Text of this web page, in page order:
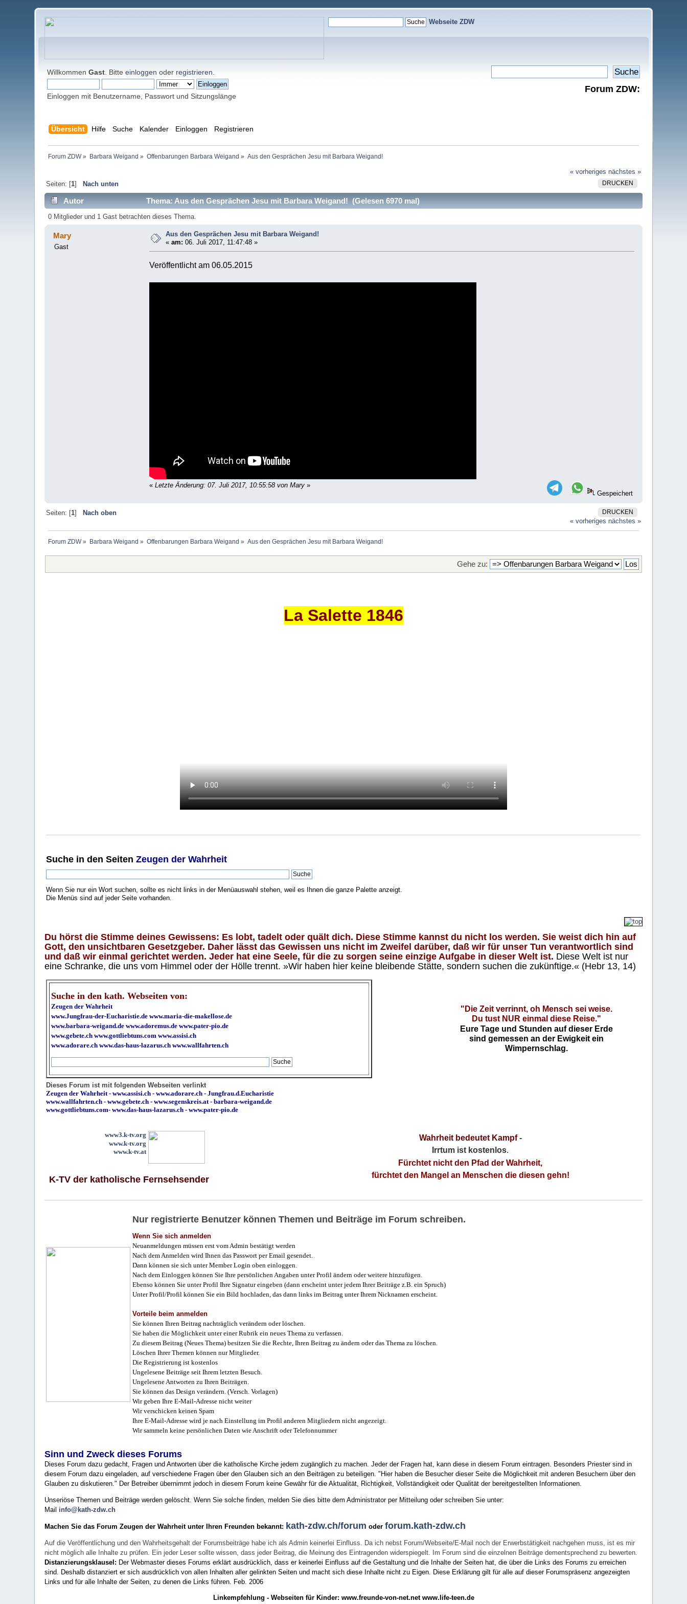
Webseite ZDW
WillkommenGast . Bitteeinloggen oder registrieren
Einloggen mit Benutzername, Passwort und Sitzungslänge
Forum ZDW:
Übersicht Hilfe Suche Kalender Einloggen Registrieren
Forum ZDW» Barbara Weigand » Offenbarungen Barbara Weigand » Aus den Gesprächen Jesu mit Barbara Weigand!
« vorheriges nächstes »
DRUCKEN
Seiten: [1] Nach unten
Autor Thema: Aus den Gesprächen Jesu mit Barbara Weigand! (Gelesen 6970 mal)
0 Mitglieder und 1 Gast betrachten dieses Thema.
Mary
Gast
Aus den Gesprächen Jesu mit Barbara Weigand!
«am: 06. Juli 2017, 11:47:48 »
Veröffentlicht am 06.05.2015
« Letzte Änderung: 07. Juli 2017, 10:55:58 von Mary »
Gespeichert
DRUCKEN
Seiten: [1]
Nach oben
« vorheriges nächstes »
Forum ZDW» Barbara Weigand » Offenbarungen Barbara Weigand » Aus den Gesprächen Jesu mit Barbara Weigand!
Gehe zu:
La Salette 1846
Suche in den SeitenZeugen der Wahrheit
Wenn Sie nur ein Wort suchen, sollte es nicht links in der Menüauswahl stehen, weil es Ihnen die ganze Palette anzeigt.
Die Menüs sind auf jeder Seite vorhanden..
Du hörst die Stimme deines Gewissens: Es lobt, tadelt oder quält dich. Diese Stimme kannst du nicht los werden. Sie weist dich hin auf
Gott, den unsichtbaren Gesetzgeber. Daher lässt das Gewissen uns nicht im Zweifel darüber, daß wir für unser Tun verantwortlich sind
und daß wir einmal gerichtet werden. Jeder hat eine Seele, für die zu sorgen seine einzige Aufgabe in dieser Welt ist. Diese Welt ist nur
eine Schranke, die uns vom Himmel oder der Hölle trennt. »Wir haben hier keine bleibende Stätte, sondern suchen die zukünftige.« (Hebr 13, 14)
Suche in den kath. Webseiten von:
Zeugen der Wahrheit
www.Jungfrau-der-Eucharistie.de www.maria-die-makellose.de
www.barbara-weigand.de www.adoremus.de www.pater-pio.de
www.gebete.ch www.gottliebtuns.com www.assisi.ch
www.adorare.ch www.das-haus-lazarus.ch www.wallfahrten.ch
"Die Zeit verrinnt, oh Mensch sei weise.
Du tust NUR einmal diese Reise."
Eure Tage und Stunden auf dieser Erde
sind gemessen an der Ewigkeit ein
Wimpernschlag.
Dieses Forum ist mit folgenden Webseiten verlinkt
Zeugen der Wahrheit-www.assisi.ch -www.adorare.ch -Jungfrau.d.Eucharistie
www.wallfahrten.ch -www.gebete.ch -www.segenskreis.at-barbara-weigand.de
www.gottliebtuns.com-www.das-haus-lazarus.ch - www.pater-pio.de
www3.k-tv.org
www.k-tv.org
www.k-tv.at
K-TV der katholische Fernsehsender
Wahrheit bedeutet Kampf-
Irrtum ist kostenlos.
Fürchtet nicht den Pfad der Wahrheit,
fürchtet den Mangel an Menschen die diesen gehn!
Nur registrierte Benutzer können Themen und Beiträge im Forum schreiben.
Wenn Sie sich anmelden
Neuanmeldungen müssen erst vom Admin bestätigt werden
Nach dem Anmelden wird Ihnen das Passwort per Email gesendet.
Dann können sie sich unter Member Login oben einloggen.
Nach dem Einloggen können Sie Ihre persönlichen Angaben unter Profil ändern oder weitere hinzufügen.
Ebenso können Sie unter Profil Ihre Signatur eingeben (dann erscheint unter jedem Ihrer Beiträge z.B. ein Spruch)
Unter Profil/Profil können Sie ein Bild hochladen, das dann links im Beitrag unter Ihrem Nicknamen erscheint.
Vorteile beim anmelden
Sie können Ihren Beitrag nachträglich verändern oder löschen.
Sie haben die Möglichkeit unter einer Rubrik ein neues Thema zu verfassen.
Zu diesem Beitrag (Neues Thema) besitzen Sie die Rechte, Ihren Beitrag zu ändern oder das Thema zu löschen.
Löschen Ihrer Themen können nur Mitglieder.
Die Registrierung ist kostenlos
Ungelesene Beiträge seit Ihrem letzten Besuch.
Ungelesene Antworten zu Ihren Beiträgen.
Sie können das Design verändern. (Versch. Vorlagen)
Wir geben Ihre E-Mail-Adresse nicht weiter
Wir verschicken keinen Spam
Ihre E-Mail-Adresse wird je nach Einstellung im Profil anderen Mitgliedern nicht angezeigt.
Wir sammeln keine persönlichen Daten wie Anschrift oder Telefonnummer
Sinn und Zweck dieses Forums
Dieses Forum dazu gedacht, Fragen und Antworten über die katholische Kirche jedem zugänglich zu machen. Jeder der Fragen hat, kann diese in diesem Forum eintragen. Besonders Priester sind in
diesem Forum dazu eingeladen, auf verschiedene Fragen über den Glauben sich an den Beiträgen zu beteiligen. "Hier haben die Besucher dieser Seite die Möglichkeit mit anderen Besuchern über den
Glauben zu diskutieren." Der Betreiber übernimmt jedoch in diesem Forum keine Gewähr für die Aktualität, Richtigkeit, Vollständigkeit oder Qualität der bereitgestellten Informationen.
Unseriöse Themen und Beiträge werden gelöscht. Wenn Sie solche finden, melden Sie dies bitte dem Administrator per Mitteilung oder schreiben Sie unter:
Mail info@kath-zdw.ch
Machen Sie das Forum Zeugen der Wahrheit unter Ihren Freunden bekannt: kath-zdw.ch/forum oderforum.kath-zdw.ch
Auf die Veröffentlichung und den Wahrheitsgehalt der Forumsbeiträge habe ich als Admin keinerlei Einfluss. Da ich nebst Forum/Webseite/E-Mail noch der Erwerbstätigkeit nachgehen muss, ist es mir
nicht möglich alle Inhalte zu prüfen. Ein jeder Leser sollte wissen, dass jeder Beitrag, die Meinung des Eintragenden widerspiegelt. Im Forum sind die einzelnen Beiträge dementsprechend zu bewerten.
Distanzierungsklausel: Der Webmaster dieses Forums erklärt ausdrücklich, dass er keinerlei Einfluss auf die Gestaltung und die Inhalte der Seiten hat, die über die Links des Forums zu erreichen
sind. Deshalb distanziert er sich ausdrücklich von allen Inhalten aller gelinkten Seiten und macht sich diese Inhalte nicht zu Eigen. Diese Erklärung gilt für alle auf dieser Forumspräsenz angezeigten
Links und für alle Inhalte der Seiten, zu denen die Links führen. Feb. 2006
Linkempfehlung - Webseiten für Kinder: www.freunde-von-net.net www.life-teen.de